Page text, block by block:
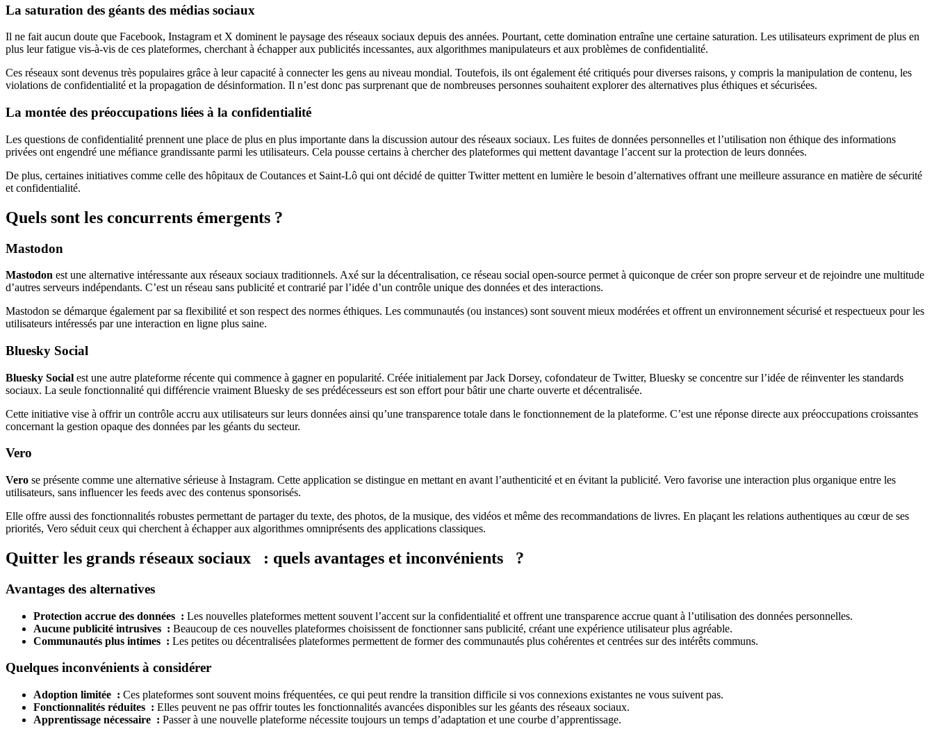
La saturation des géants des médias sociaux
Il ne fait aucun doute que Facebook, Instagram et X dominent le paysage des réseaux sociaux depuis des années. Pourtant, cette domination entraîne une certaine saturation. Les utilisateurs expriment de plus en
plus leur fatigue vis-à-vis de ces plateformes, cherchant à échapper aux publicités incessantes, aux algorithmes manipulateurs et aux problèmes de confidentialité.
Ces réseaux sont devenus très populaires grâce à leur capacité à connecter les gens au niveau mondial. Toutefois, ils ont également été critiqués pour diverses raisons, y compris la manipulation de contenu, les
violations de confidentialité et la propagation de désinformation. Il n’est donc pas surprenant que de nombreuses personnes souhaitent explorer des alternatives plus éthiques et sécurisées.
La montée des préoccupations liées à la confidentialité
Les questions de confidentialité prennent une place de plus en plus importante dans la discussion autour des réseaux sociaux. Les fuites de données personnelles et l’utilisation non éthique des informations
privées ont engendré une méfiance grandissante parmi les utilisateurs. Cela pousse certains à chercher des plateformes qui mettent davantage l’accent sur la protection de leurs données.
De plus, certaines initiatives comme celle des hôpitaux de Coutances et Saint-Lô qui ont décidé de quitter Twitter mettent en lumière le besoin d’alternatives offrant une meilleure assurance en matière de sécurité
et confidentialité.
Quels sont les concurrents émergents ?
Mastodon
Mastodon est une alternative intéressante aux réseaux sociaux traditionnels. Axé sur la décentralisation, ce réseau social open-source permet à quiconque de créer son propre serveur et de rejoindre une multitude
d’autres serveurs indépendants. C’est un réseau sans publicité et contrarié par l’idée d’un contrôle unique des données et des interactions.
Mastodon se démarque également par sa flexibilité et son respect des normes éthiques. Les communautés (ou instances) sont souvent mieux modérées et offrent un environnement sécurisé et respectueux pour les
utilisateurs intéressés par une interaction en ligne plus saine.
Bluesky Social
Bluesky Social est une autre plateforme récente qui commence à gagner en popularité. Créée initialement par Jack Dorsey, cofondateur de Twitter, Bluesky se concentre sur l’idée de réinventer les standards
sociaux. La seule fonctionnalité qui différencie vraiment Bluesky de ses prédécesseurs est son effort pour bâtir une charte ouverte et décentralisée.
Cette initiative vise à offrir un contrôle accru aux utilisateurs sur leurs données ainsi qu’une transparence totale dans le fonctionnement de la plateforme. C’est une réponse directe aux préoccupations croissantes
concernant la gestion opaque des données par les géants du secteur.
Vero
Vero se présente comme une alternative sérieuse à Instagram. Cette application se distingue en mettant en avant l’authenticité et en évitant la publicité. Vero favorise une interaction plus organique entre les
utilisateurs, sans influencer les feeds avec des contenus sponsorisés.
Elle offre aussi des fonctionnalités robustes permettant de partager du texte, des photos, de la musique, des vidéos et même des recommandations de livres. En plaçant les relations authentiques au cœur de ses
priorités, Vero séduit ceux qui cherchent à échapper aux algorithmes omniprésents des applications classiques.
Quitter les grands réseaux sociaux : quels avantages et inconvénients ?
Avantages des alternatives
Protection accrue des données : Les nouvelles plateformes mettent souvent l’accent sur la confidentialité et offrent une transparence accrue quant à l’utilisation des données personnelles.
Aucune publicité intrusives : Beaucoup de ces nouvelles plateformes choisissent de fonctionner sans publicité, créant une expérience utilisateur plus agréable.
Communautés plus intimes : Les petites ou décentralisées plateformes permettent de former des communautés plus cohérentes et centrées sur des intérêts communs.
Quelques inconvénients à considérer
Adoption limitée : Ces plateformes sont souvent moins fréquentées, ce qui peut rendre la transition difficile si vos connexions existantes ne vous suivent pas.
Fonctionnalités réduites : Elles peuvent ne pas offrir toutes les fonctionnalités avancées disponibles sur les géants des réseaux sociaux.
Apprentissage nécessaire : Passer à une nouvelle plateforme nécessite toujours un temps d’adaptation et une courbe d’apprentissage.